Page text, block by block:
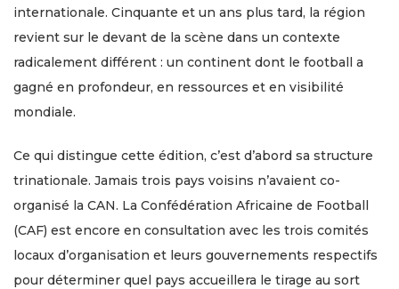
internationale. Cinquante et un ans plus tard, la région
revient sur le devant de la scène dans un contexte
radicalement différent : un continent dont le football a
gagné en profondeur, en ressources et en visibilité
mondiale.
Ce qui distingue cette édition, c’est d’abord sa structure
trinationale. Jamais trois pays voisins n’avaient co-
organisé la CAN. La Confédération Africaine de Football
(CAF) est encore en consultation avec les trois comités
locaux d’organisation et leurs gouvernements respectifs
pour déterminer quel pays accueillera le tirage au sort